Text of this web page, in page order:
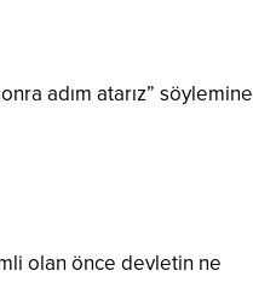
adım atarız” söylemine
olan önce devletin ne